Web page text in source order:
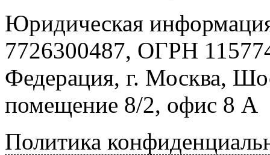
Юридическая
7726300487, ОГРН
Федерация, г. Москва,
помещение 8/2, офис 8 А
Политика